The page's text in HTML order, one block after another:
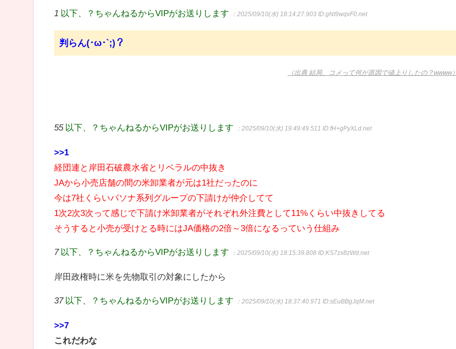
1 以下、？ちゃんねるからVIPがお送りします ：2025/09/10(水) 18:14:27.903ID:gNt9wqvF0.net
判らん(･ω･`;)？
（出典 結局、コメって何が原因で値上りしたの？wwww）
55 以下、？ちゃんねるからVIPがお送りします ：2025/09/10(水) 19:49:49.511ID:fH+gPyXLd.net
>>1
経団連と岸田石破農水省とリベラルの中抜き
JAから小売店舗の間の米卸業者が元は1社だったのに
今は7社くらいパソナ系列グループの下請けが仲介してて
1次2次3次って感じで下請け米卸業者がそれぞれ外注費として11%くらい中抜きしてる
そうすると小売が受けとる時にはJA価格の2倍～3倍になるっていう仕組み
7 以下、？ちゃんねるからVIPがお送りします ：2025/09/10(水) 18:15:39.808ID:KS7zx8zWd.net
岸田政権時に米を先物取引の対象にしたから
37 以下、？ちゃんねるからVIPがお送りします ：2025/09/10(水) 18:37:40.971ID:sEuBBgJqM.net
>>7
これだわな